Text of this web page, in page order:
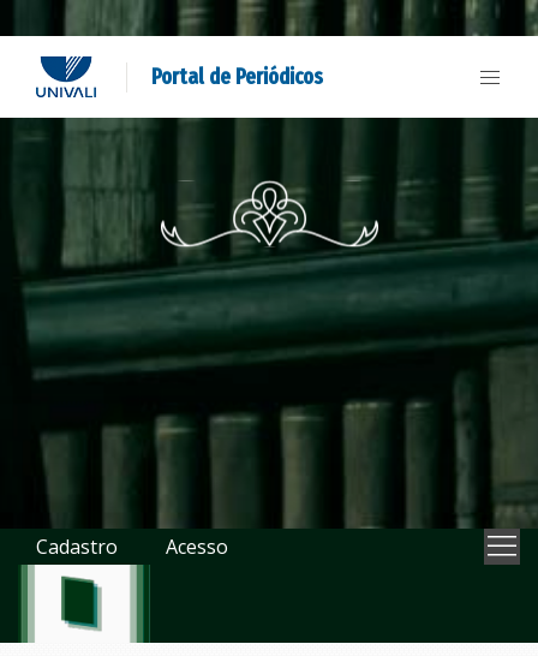
Portal de Periódicos
Cadastro Acesso